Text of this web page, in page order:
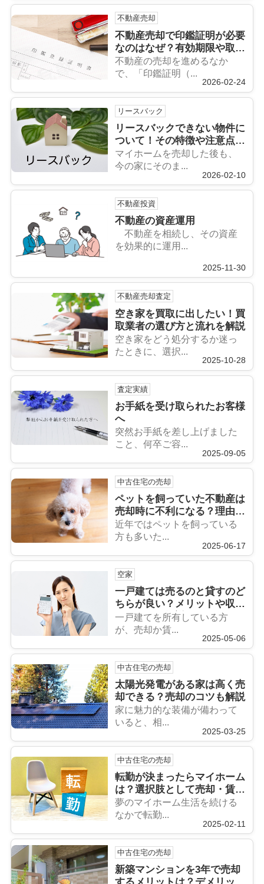
不動産売却
不動産売却で印鑑証明が必要
なのはなぜ？有効期限や取得
方法も解説
不動産の売却を進めるなか
で、「印鑑証明（...
2026-02-24
リースバック
リースバックできない物件に
ついて！その特徴や注意点も
解説
マイホームを売却した後も、
今の家にそのま...
2026-02-10
不動産投資
不動産の資産運用
不動産を相続し、その資産
を効果的に運用...
2025-11-30
不動産売却査定
空き家を買取に出したい！買
取業者の選び方と流れを解説
空き家をどう処分するか迷っ
たときに、選択...
2025-10-28
査定実績
お手紙を受け取られたお客様
へ
突然お手紙を差し上げました
こと、何卒ご容...
2025-09-05
中古住宅の売却
ペットを飼っていた不動産は
売却時に不利になる？理由と
対策も解説
近年ではペットを飼っている
方も多いた...
2025-06-17
空家
一戸建ては売るのと貸すのど
ちらが良い？メリットや収支
についても解説
一戸建てを所有している方
が、売却か賃...
2025-05-06
中古住宅の売却
太陽光発電がある家は高く売
却できる？売却のコツも解説
家に魅力的な装備が備わって
いると、相...
2025-03-25
中古住宅の売却
転勤が決まったらマイホーム
は？選択肢として売却・賃
貸・単身赴任を解説
夢のマイホーム生活を続ける
なかで転勤...
2025-02-11
中古住宅の売却
新築マンションを3年で売却